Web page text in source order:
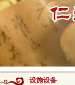
设施设备